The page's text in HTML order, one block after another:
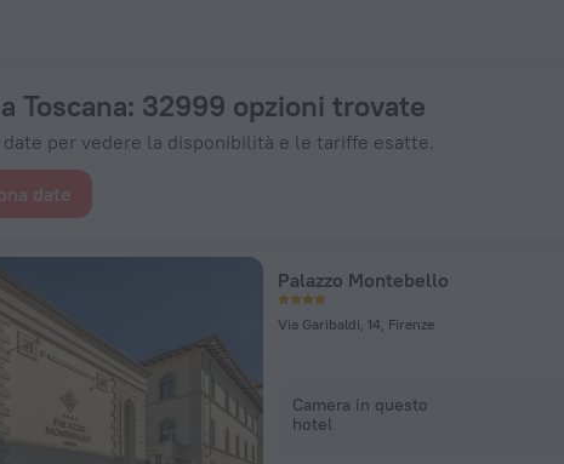
Toscana: 32999 opzioni trovate
per vedere la disponibilità e le tariffe esatte.
date
Palazzo Montebello
Via Garibaldi, 14, Firenze
Camera in questo
hotel
ora su ZenHotels.com